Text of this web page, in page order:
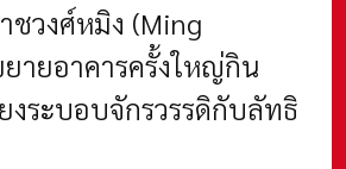
ชวงศ์หมิง (Ming
ายอาคารครั้งใหญ่กิน
งระบอบจักรวรรดิกับลัทธิ